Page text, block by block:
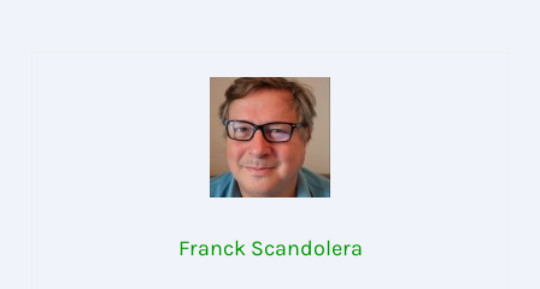
Franck Scandolera